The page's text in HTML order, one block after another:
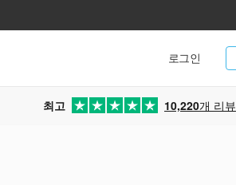
로그인
최고 10,220개 리뷰